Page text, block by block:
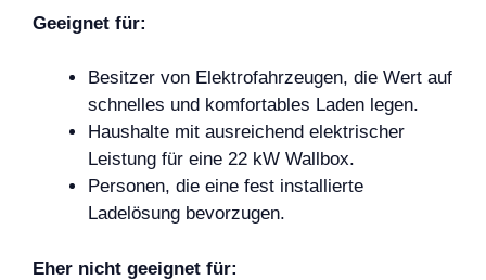
Geeignet für:
Besitzer von Elektrofahrzeugen, die Wert auf
schnelles und komfortables Laden legen.
Haushalte mit ausreichend elektrischer
Leistung für eine 22 kW Wallbox.
Personen, die eine fest installierte
Ladelösung bevorzugen.
Eher nicht geeignet für: